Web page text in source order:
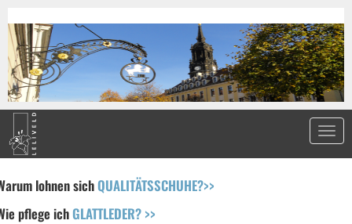
lohnen sichQUALITÄTSSCHUHE?>>
pflege ichGLATTLEDER? >>